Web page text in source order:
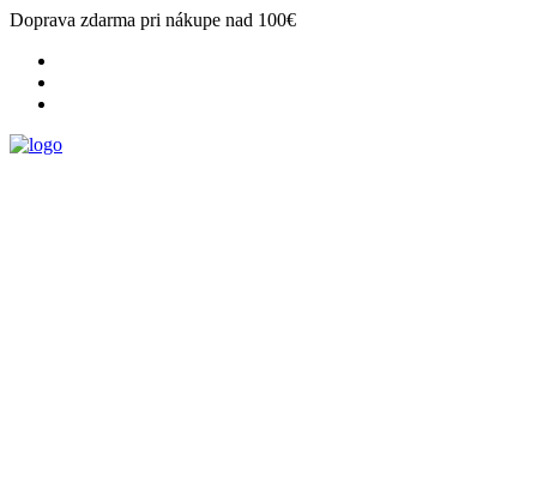
Doprava zdarma pri nákupe nad 100€